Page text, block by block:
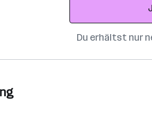
Du erhältst nur